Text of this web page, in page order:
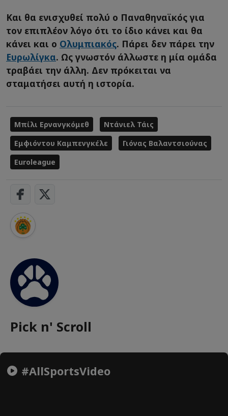
Και θα ενισχυθεί πολύ ο Παναθηναϊκός για
τον επιπλέον λόγο ότι το ίδιο κάνει και θα
κάνει και ο Ολυμπιακός. Πάρει δεν πάρει την
Ευρωλίγκα. Ως γνωστόν άλλωστε η μία ομάδα
τραβάει την άλλη. Δεν πρόκειται να
σταματήσει αυτή η ιστορία.
Μπίλι Ερνανγκόμεθ
Ντάνιελ Τάις
Εμφιόντου Καμπενγκέλε
Γιόνας Βαλαντσιούνας
Euroleague
Pick n' Scroll
#AllSportsVideo